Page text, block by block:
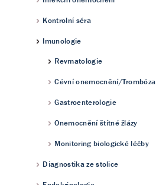
Kontrolní séra
Imunologie
Revmatologie
Cévní onemocnění/Trombóza
Gastroenterologie
Onemocnění štítné žlázy
Monitoring biologické léčby
Diagnostika ze stolice